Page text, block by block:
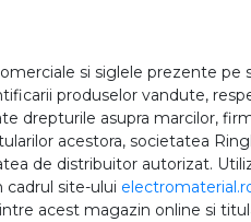
si siglele prezente pe
produselor vandute,
drepturile asupra marcilor,
acestora, societatea
de distribuitor autorizat.
cadrul site-ului
acest magazin online si